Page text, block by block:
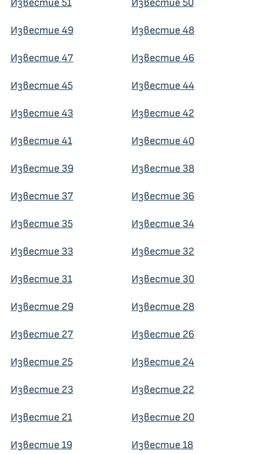
Известие 51 Известие 50
Известие 49 Известие 48
Известие 47 Известие 46
Известие 45 Известие 44
Известие 43 Известие 42
Известие 41 Известие 40
Известие 39 Известие 38
Известие 37 Известие 36
Известие 35 Известие 34
Известие 33 Известие 32
Известие 31 Известие 30
Известие 29 Известие 28
Известие 27 Известие 26
Известие 25 Известие 24
Известие 23 Известие 22
Известие 21 Известие 20
Известие 19 Известие 18